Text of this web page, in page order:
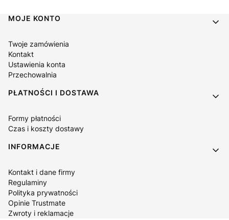
Linki w stopce
MOJE KONTO
Twoje zamówienia
Kontakt
Ustawienia konta
Przechowalnia
PŁATNOŚCI I DOSTAWA
Formy płatności
Czas i koszty dostawy
INFORMACJE
Kontakt i dane firmy
Regulaminy
Polityka prywatności
Opinie Trustmate
Zwroty i reklamacje